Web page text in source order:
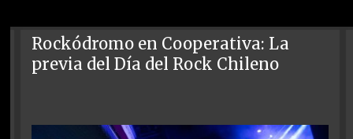
Rockódromo en Cooperativa: La
previa del Día del Rock Chileno